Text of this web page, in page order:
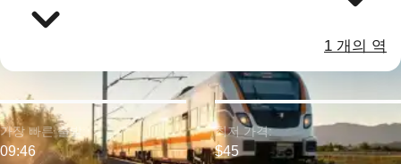
1 개의 역
가장 빠른 출발:
09:46
최저 가격:
$45